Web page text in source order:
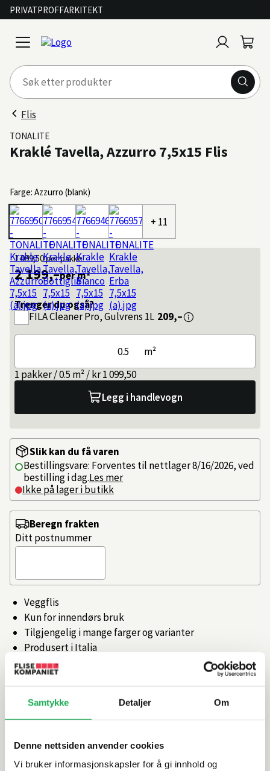
Samtykke Detaljer Om
Denne nettsiden anvender cookies
Vi bruker informasjonskapsler for å gi innhold og
PRIVATPROFFARKITEKT
open
menu
inn
Flis
TONALITE
Kraklé Tavella, Azzurro 7,5x15 Flis
Farge: Azzurro (blank)
+ 11
1 099,50per pakke
2 199,–per m²
Trenger du også?
FILACleaner Pro, Gulvrens 1L 209,–
m²
1 pakker / 0.5 m² / kr 1 099,50
Legg i handlevogn
Slik kan du få varen
Bestillingsvare: Forventes til nettlager 8/16/2026, ved
bestilling i dag.Les mer
Ikke på lager i butikk
Veggflis
Kun for innendørs bruk
Tilgjengelig i mange farger og varianter
Produsert i Italia
Artikkelnr.101359013
Beregn frakten
Ditt postnummer
Produktinformasjon
Spesifikasjoner